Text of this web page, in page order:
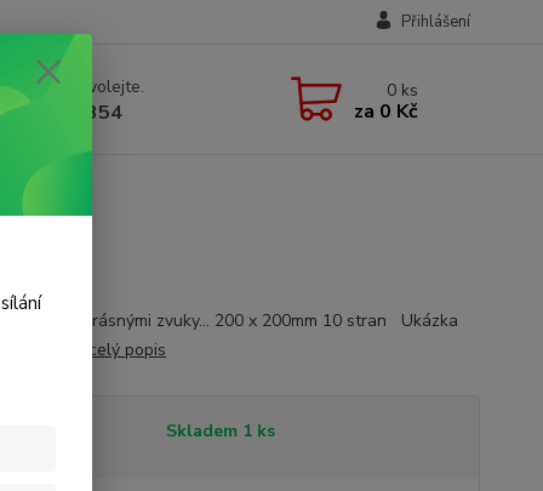
Přihlášení
rady? Zavolejte.
109 354
0 ks
za 0 Kč
kniha s krásnými zvuky... 200 x 200mm 10 stran Ukázka
celý popis
Skladem 1 ks